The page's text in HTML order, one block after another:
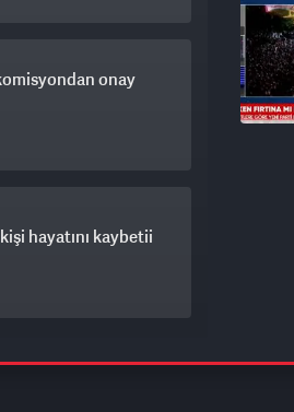
onay
hayatını kaybetii